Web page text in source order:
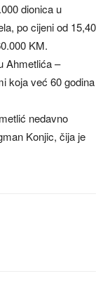
dionica u
po cijeni od 15,40
KM.
Ahmetlića –
koja već 60 godina
nedavno
Konjic, čija je